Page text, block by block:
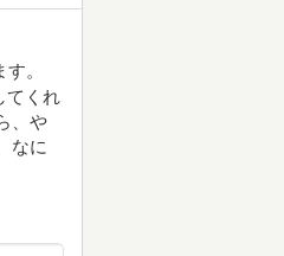
。
てくれ
、や
なに